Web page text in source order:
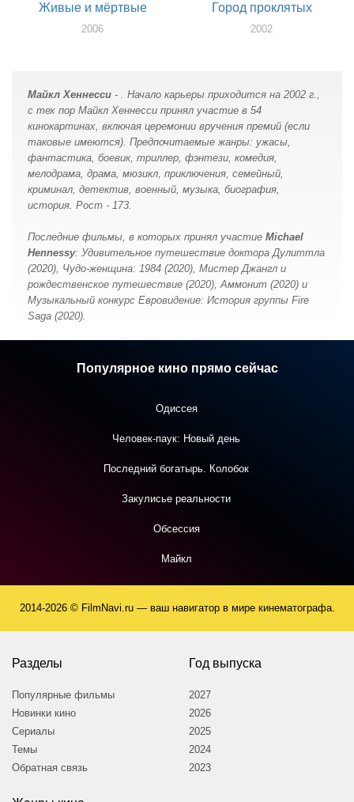
Живые и мёртвые
2006
Город проклятых
2002
Майкл Хеннесси - . Начало карьеры приходится на 2002 г.,
с тех пор Майкл Хеннесси принял участие в 54
кинокартинах, включая церемонии вручения премий (если
таковые имеются). Предпочитаемые жанры: ужасы,
фантастика, боевик, триллер, фэнтези, комедия,
мелодрама, драма, мюзикл, приключения, семейный,
криминал, детектив, военный, музыка, биография,
история. Рост - 173.
Последние фильмы, в которых принял участие Michael
Hennessy: Удивительное путешествие доктора Дулиттла
(2020), Чудо-женщина: 1984 (2020), Мистер Джангл и
рождественское путешествие (2020), Аммонит (2020) и
Музыкальный конкурс Евровидение: История группы Fire
Saga (2020).
Популярное кино прямо сейчас
Одиссея
Человек-паук: Новый день
Последний богатырь. Колобок
Закулисье реальности
Обсессия
Майкл
2014-2026 © FilmNavi.ru — ваш навигатор в мире кинематографа.
Разделы
Популярные фильмы
Новинки кино
Сериалы
Темы
Обратная связь
Год выпуска
2027
2026
2025
2024
2023